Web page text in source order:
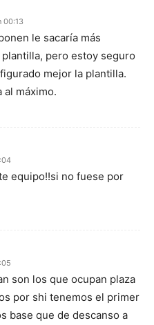
00:13
le sacaría más
pero estoy seguro
mejor la plantilla.
al máximo.
equipo!!si no fuese por
son los que ocupan plaza
por shi tenemos el primer
base que de descanso a